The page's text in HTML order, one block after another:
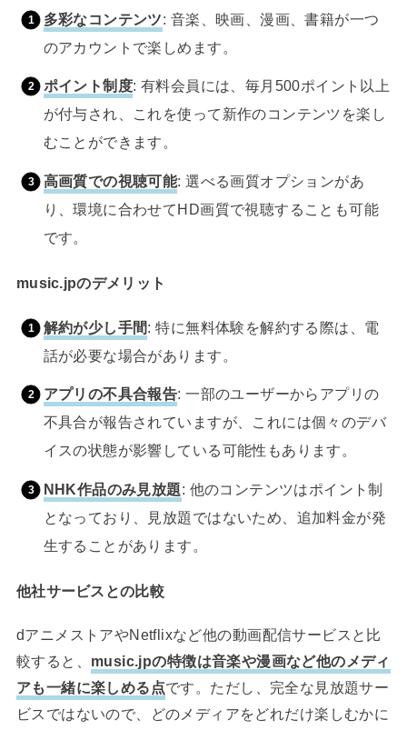
多彩なコンテンツ: 音楽、映画、漫画、書籍が一つ
のアカウントで楽しめます。
ポイント制度: 有料会員には、毎月500ポイント以上
が付与され、これを使って新作のコンテンツを楽し
むことができます。
高画質での視聴可能: 選べる画質オプションがあ
り、環境に合わせてHD画質で視聴することも可能
です。
music.jpのデメリット
解約が少し手間: 特に無料体験を解約する際は、電
話が必要な場合があります。
アプリの不具合報告: 一部のユーザーからアプリの
不具合が報告されていますが、これには個々のデバ
イスの状態が影響している可能性もあります。
NHK作品のみ見放題: 他のコンテンツはポイント制
となっており、見放題ではないため、追加料金が発
生することがあります。
他社サービスとの比較
dアニメストアやNetflixなど他の動画配信サービスと比
較すると、 music.jpの特徴は音楽や漫画など他のメディ
アも一緒に楽しめる点です。ただし、完全な見放題サー
ビスではないので、どのメディアをどれだけ楽しむかに